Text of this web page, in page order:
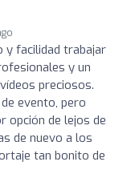
y facilidad trabajar
y un
preciosos.
evento, pero
opción de lejos de
de nuevo a los
tan bonito de